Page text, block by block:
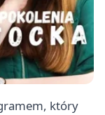
który